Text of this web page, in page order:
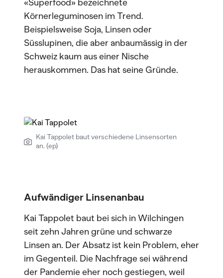
«Superfood» bezeichnete
Körnerleguminosen im Trend.
Beispielsweise Soja, Linsen oder
Süsslupinen, die aber anbaumässig in der
Schweiz kaum aus einer Nische
herauskommen. Das hat seine Gründe.
Kai Tappolet baut verschiedene Linsensorten
an. (ep)
Aufwändiger Linsenanbau
Kai Tappolet baut bei sich in Wilchingen
seit zehn Jahren grüne und schwarze
Linsen an. Der Absatz ist kein Problem, eher
im Gegenteil. Die Nachfrage sei während
der Pandemie eher noch gestiegen, weil